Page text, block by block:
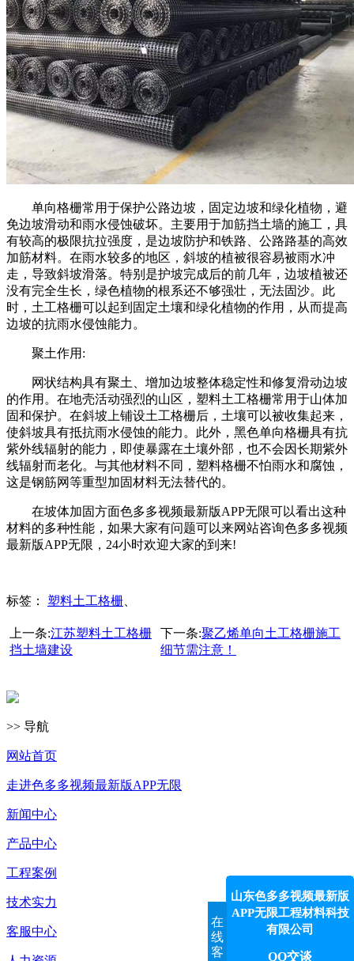
单向格栅常用于保护公路边坡，固定边坡和绿化植物，避
免边坡滑动和雨水侵蚀破坏。主要用于加筋挡土墙的施工，具
有较高的极限抗拉强度，是边坡防护和铁路、公路路基的高效
加筋材料。在雨水较多的地区，斜坡的植被很容易被雨水冲
走，导致斜坡滑落。特别是护坡完成后的前几年，边坡植被还
没有完全生长，绿色植物的根系还不够强壮，无法固沙。此
时，土工格栅可以起到固定土壤和绿化植物的作用，从而提高
边坡的抗雨水侵蚀能力。
聚土作用:
网状结构具有聚土、增加边坡整体稳定性和修复滑动边坡
的作用。在地壳活动强烈的山区，塑料土工格栅常用于山体加
固和保护。在斜坡上铺设土工格栅后，土壤可以被收集起来，
使斜坡具有抵抗雨水侵蚀的能力。此外，黑色单向格栅具有抗
紫外线辐射的能力，即使暴露在土壤外部，也不会因长期紫外
线辐射而老化。与其他材料不同，塑料格栅不怕雨水和腐蚀，
这是钢筋网等重型加固材料无法替代的。
在坡体加固方面色多多视频最新版APP无限可以看出这种
材料的多种性能，如果大家有问题可以来网站咨询色多多视频
最新版APP无限，24小时欢迎大家的到来!
标签： 塑料土工格栅
上一条:江苏塑料土工格栅
挡土墙建设
下一条:聚乙烯单向土工格栅施工
细节需注意！
>> 导航
网站首页
走进色多多视频最新版APP无限
新闻中心
产品中心
工程案例
技术实力
客服中心
在
线
客
山东色多多视频最新版
APP无限工程材料科技
有限公司
QQ交谈